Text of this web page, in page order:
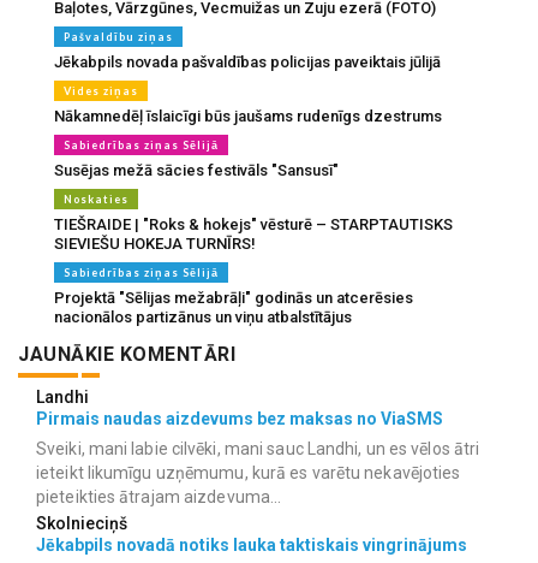
Baļotes, Vārzgūnes, Vecmuižas un Zuju ezerā (FOTO)
Pašvaldību ziņas
Jēkabpils novada pašvaldības policijas paveiktais jūlijā
Vides ziņas
Nākamnedēļ īslaicīgi būs jaušams rudenīgs dzestrums
Sabiedrības ziņas Sēlijā
Susējas mežā sācies festivāls "Sansusī"
Noskaties
TIEŠRAIDE | "Roks & hokejs" vēsturē – STARPTAUTISKS
SIEVIEŠU HOKEJA TURNĪRS!
Sabiedrības ziņas Sēlijā
Projektā "Sēlijas mežabrāļi" godinās un atcerēsies
nacionālos partizānus un viņu atbalstītājus
JAUNĀKIE KOMENTĀRI
Landhi
Pirmais naudas aizdevums bez maksas no ViaSMS
Sveiki, mani labie cilvēki, mani sauc Landhi, un es vēlos ātri
ieteikt likumīgu uzņēmumu, kurā es varētu nekavējoties
pieteikties ātrajam aizdevuma...
Skolnieciņš
Jēkabpils novadā notiks lauka taktiskais vingrinājums